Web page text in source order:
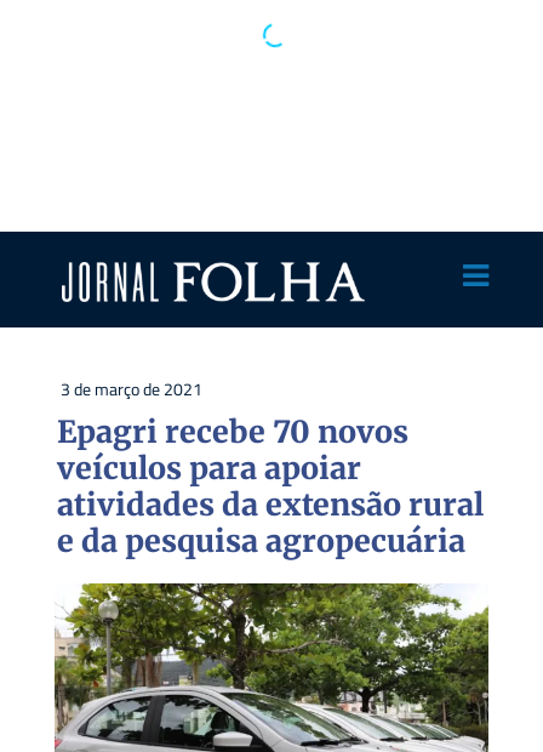
3 de março de 2021
Epagri recebe 70 novos
veículos para apoiar
atividades da extensão rural
e da pesquisa agropecuária